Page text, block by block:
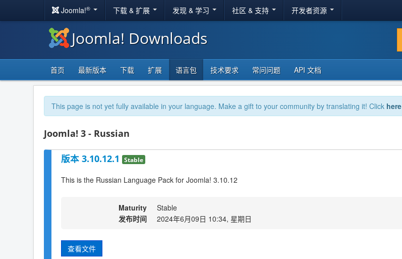
Joomla!® 下载 & 扩展 发现 & 学习 社区 & 支持 开发者资源
Joomla! Downloads
首页 最新版本 下载 扩展 语言包 技术要求 常问问题 API 文档
This page is not yet fully available in your language. Make a gift to your community by translating it! Click here
Joomla! 3 - Russian
版本 3.10.12.1 Stable
This is the Russian Language Pack for Joomla! 3.10.12
Maturity
Stable
发布时间
2024年6月09日 10:34, 星期日
查看文件